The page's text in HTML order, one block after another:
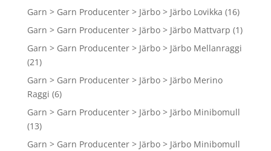
Garn > Garn Producenter > Järbo > Järbo Lovikka (16)
Garn > Garn Producenter > Järbo > Järbo Mattvarp (1)
Garn > Garn Producenter > Järbo > Järbo Mellanraggi
(21)
Garn > Garn Producenter > Järbo > Järbo Merino
Raggi (6)
Garn > Garn Producenter > Järbo > Järbo Minibomull
(13)
Garn > Garn Producenter > Järbo > Järbo Minibomull